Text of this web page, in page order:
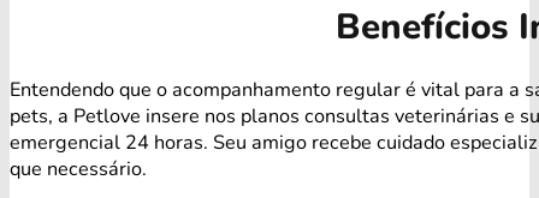
Benefícios
Entendendo que o acompanhamento regular é vital para a
pets, a Petlove insere nos planos consultas veterinárias e
emergencial 24 horas. Seu amigo recebe cuidado
que necessário.